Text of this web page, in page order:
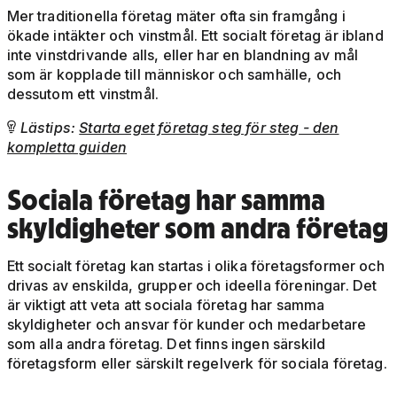
Mer traditionella företag mäter ofta sin framgång i
ökade intäkter och vinstmål. Ett socialt företag är ibland
inte vinstdrivande alls, eller har en blandning av mål
som är kopplade till människor och samhälle, och
dessutom ett vinstmål.
 Lästips:Starta eget företag steg för steg - den
kompletta guiden
Sociala företag har samma
skyldigheter som andra företag
Ett socialt företag kan startas i olika företagsformer och
drivas av enskilda, grupper och ideella föreningar. Det
är viktigt att veta att sociala företag har samma
skyldigheter och ansvar för kunder och medarbetare
som alla andra företag. Det finns ingen särskild
företagsform eller särskilt regelverk för sociala företag.